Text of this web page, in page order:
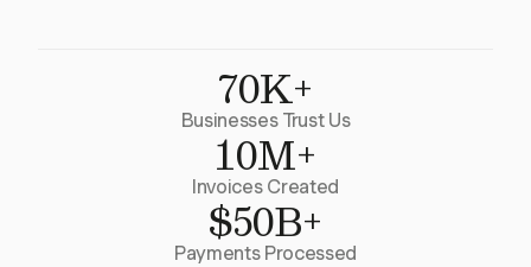
70K+
Businesses Trust Us
10M+
Invoices Created
$50B+
Payments Processed